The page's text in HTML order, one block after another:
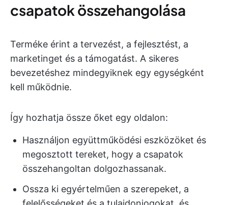
csapatok összehangolása
Terméke érint a tervezést, a fejlesztést, a
marketinget és a támogatást. A sikeres
bevezetéshez mindegyiknek egy egységként
kell működnie.
Így hozhatja össze őket egy oldalon:
Használjon együttműködési eszközöket és
megosztott tereket, hogy a csapatok
összehangoltan dolgozhassanak.
Ossza ki egyértelműen a szerepeket, a